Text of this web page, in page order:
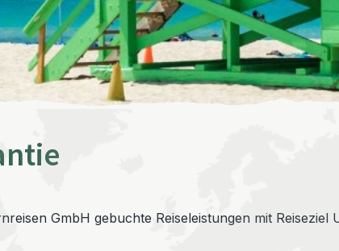
GmbH gebuchte Reiseleistungen mit Reiseziel